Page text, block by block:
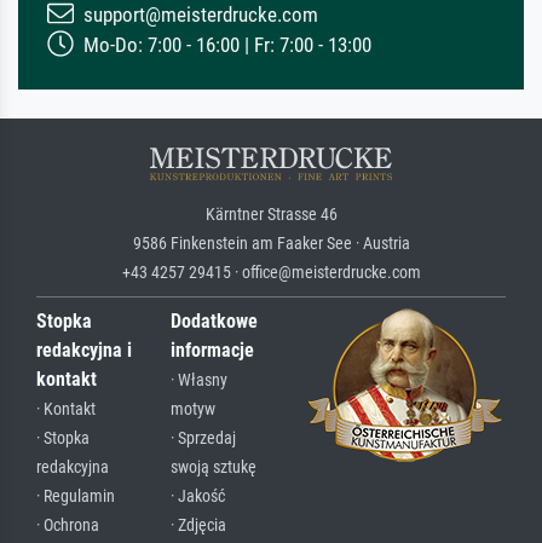
support@meisterdrucke.com
Mo-Do: 7:00 - 16:00 | Fr: 7:00 - 13:00
Kärntner Strasse 46
9586 Finkenstein am Faaker See · Austria
+43 4257 29415 · office@meisterdrucke.com
Stopka
redakcyjna i
kontakt
· Kontakt
· Stopka
redakcyjna
· Regulamin
· Ochrona
Dodatkowe
informacje
· Własny
motyw
· Sprzedaj
swoją sztukę
· Jakość
· Zdjęcia